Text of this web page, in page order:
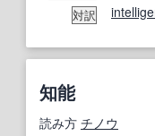
対訳
知能
読み方 チノウ